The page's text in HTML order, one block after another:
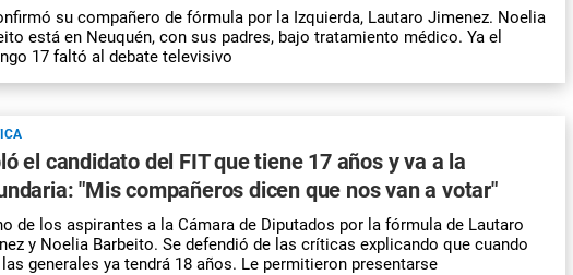
su compañero de fórmula por la Izquierda, Lautaro Jimenez. Noelia
está en Neuquén, con sus padres, bajo tratamiento médico. Ya el
17 faltó al debate televisivo
el candidato del FIT que tiene 17 años y va a la
"Mis compañeros dicen que nos van a votar"
de los aspirantes a la Cámara de Diputados por la fórmula de Lautaro
y Noelia Barbeito. Se defendió de las críticas explicando que cuando
generales ya tendrá 18 años. Le permitieron presentarse